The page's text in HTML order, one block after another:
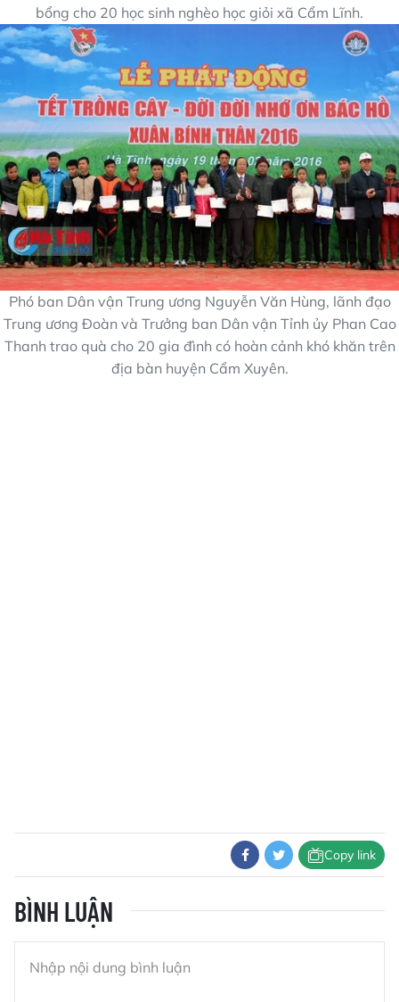
bổng cho 20 học sinh nghèo học giỏi xã Cẩm Lĩnh.
Phó ban Dân vận Trung ương Nguyễn Văn Hùng, lãnh đạo
Trung ương Đoàn và Trưởng ban Dân vận Tỉnh ủy Phan Cao
Thanh trao quà cho 20 gia đình có hoàn cảnh khó khăn trên
địa bàn huyện Cẩm Xuyên.
Copy link
BÌNH LUẬN